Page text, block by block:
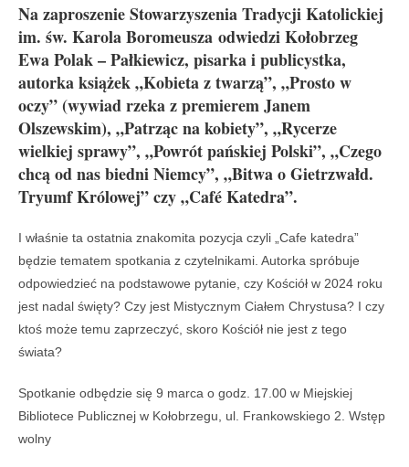
Na zaproszenie Stowarzyszenia Tradycji Katolickiej
im. św. Karola Boromeusza odwiedzi Kołobrzeg
Ewa Polak – Pałkiewicz, pisarka i publicystka,
autorka książek „Kobieta z twarzą”, „Prosto w
oczy” (wywiad rzeka z premierem Janem
Olszewskim), „Patrząc na kobiety”, „Rycerze
wielkiej sprawy”, „Powrót pańskiej Polski”, „Czego
chcą od nas biedni Niemcy”, „Bitwa o Gietrzwałd.
Tryumf Królowej” czy „Café Katedra”.
I właśnie ta ostatnia znakomita pozycja czyli „Cafe katedra”
będzie tematem spotkania z czytelnikami. Autorka spróbuje
odpowiedzieć na podstawowe pytanie, czy Kościół w 2024 roku
jest nadal święty? Czy jest Mistycznym Ciałem Chrystusa? I czy
ktoś może temu zaprzeczyć, skoro Kościół nie jest z tego
świata?
Spotkanie odbędzie się 9 marca o godz. 17.00 w Miejskiej
Bibliotece Publicznej w Kołobrzegu, ul. Frankowskiego 2. Wstęp
wolny